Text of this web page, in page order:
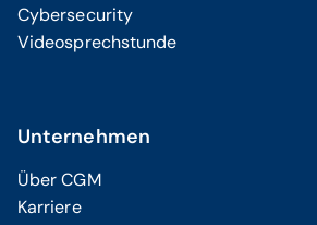
Cybersecurity
Videosprechstunde
Unternehmen
Über CGM
Karriere